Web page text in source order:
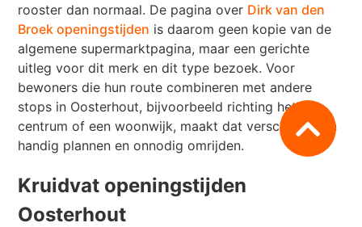
rooster dan normaal. De pagina over Dirk van den
Broek openingstijden is daarom geen kopie van de
algemene supermarktpagina, maar een gerichte
uitleg voor dit merk en dit type bezoek. Voor
bewoners die hun route combineren met andere
stops in Oosterhout, bijvoorbeeld richting het
centrum of een woonwijk, maakt dat verschil tussen
handig plannen en onnodig omrijden.
Kruidvat openingstijden
Oosterhout